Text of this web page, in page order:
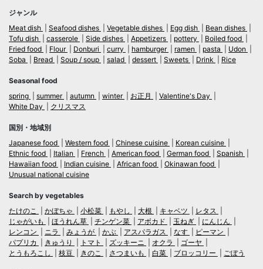
ジャンル
Meat dish
Seafood dishes Vegetable dishes Egg dish
Bean dishes
Tofu dish
casserole Side dishes Appetizers pottery
Boiled food
Fried food
Flour Donburi curry hamburger ramen pasta
Udon
Soba
Bread Soup / soup salad dessert Sweets Drink Rice
Seasonal food
spring
summer autumn winter お正月
Valentine's Day
White Day
クリスマス
国別・地域別
Japanese food
Western food Chinese cuisine
Korean cuisine
Ethnic food
Italian French American food German food
Spanish
Hawaiian food
Indian cuisine African food
Okinawan food
Unusual national cuisine
Search by vegetables
たけのこ
かぼちゃ 小松菜 もやし 大根 キャベツ
レタス
じゃがいも
ほうれん草 チンゲン菜 アボカド 玉ねぎ
にんじん
レンコン
ニラ みょうが かぶ アスパラガス なす
ピーマン
パプリカ
きゅうり トマト ズッキーニ オクラ
ゴーヤ
とうもろこし
枝豆 きのこ さつまいも 白菜 ブロッコリー ごぼう